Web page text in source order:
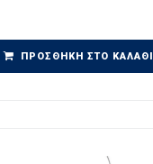
ΠΡΟΣΘΉΚΗ ΣΤΟ ΚΑΛΆΘΙ